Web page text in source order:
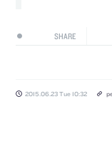
SHARE
2015.06.23 Tue 10:32